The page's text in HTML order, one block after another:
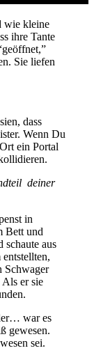
wie kleine
ihre Tante
Sie liefen
dass
Wenn Du
ein Portal
deiner
in
Bett und
schaute aus
Schwager
Als er sie
war es
gewesen.
sei.